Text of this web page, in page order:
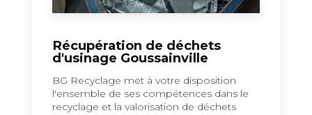
Récupération de déchets
d'usinage Goussainville
BG Recyclage met à votre disposition
l'ensemble de ses compétences dans le
recyclage et la valorisation de déchets